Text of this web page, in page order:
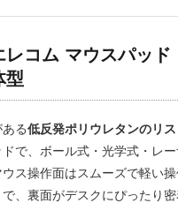
コム マウスパッド
型
る低反発ポリウレタンのリ
で、ボール式・光学式・レー
ス操作面はスムーズで軽い
、裏面がデスクにぴったり